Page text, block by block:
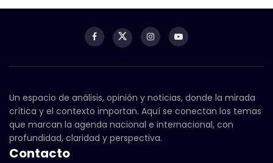
Un espacio de análisis, opinión y noticias, donde la mirada
crítica y el contexto importan. Aquí se conectan los temas
que marcan la agenda nacional e internacional, con
profundidad, claridad y perspectiva.
Contacto